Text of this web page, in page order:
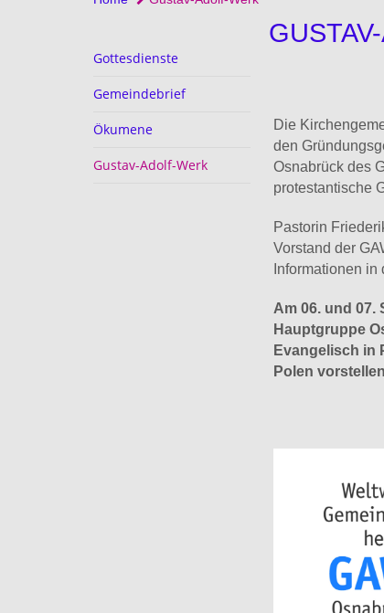
Gottesdienste
Gemeindebrief
Ökumene
Gustav-Adolf-Werk
Die
den
Osnabrück des
protestantische
Pastorin
Vorstand der
Informationen
Am 06. und 07.
Hauptgruppe
Evangelisch in
Polen